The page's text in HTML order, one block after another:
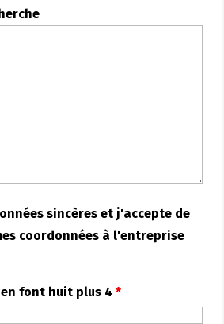
sincères et j'accepte de
coordonnées à l'entreprise
font huit plus 4*